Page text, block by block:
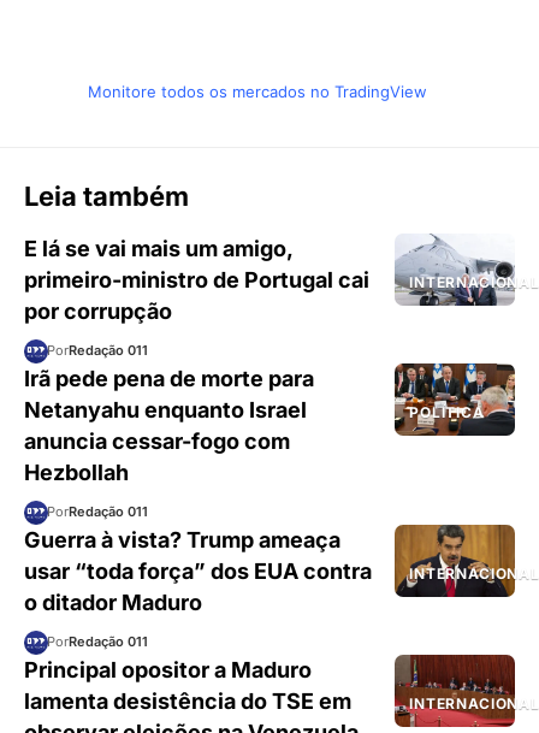
Monitore todos os mercados no TradingView
Leia também
INTERNACIONAL
E lá se vai mais um amigo,
primeiro-ministro de Portugal cai
por corrupção
PorRedação 011
POLÍTICA
Irã pede pena de morte para
Netanyahu enquanto Israel
anuncia cessar-fogo com
Hezbollah
PorRedação 011
INTERNACIONAL
Guerra à vista? Trump ameaça
usar “toda força” dos EUA contra
o ditador Maduro
PorRedação 011
INTERNACIONAL
Principal opositor a Maduro
lamenta desistência do TSE em